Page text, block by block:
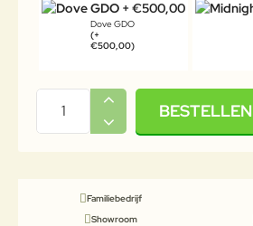
Dove GDO
(+
€500,00)
BESTELLEN
Familiebedrijf
Showroom